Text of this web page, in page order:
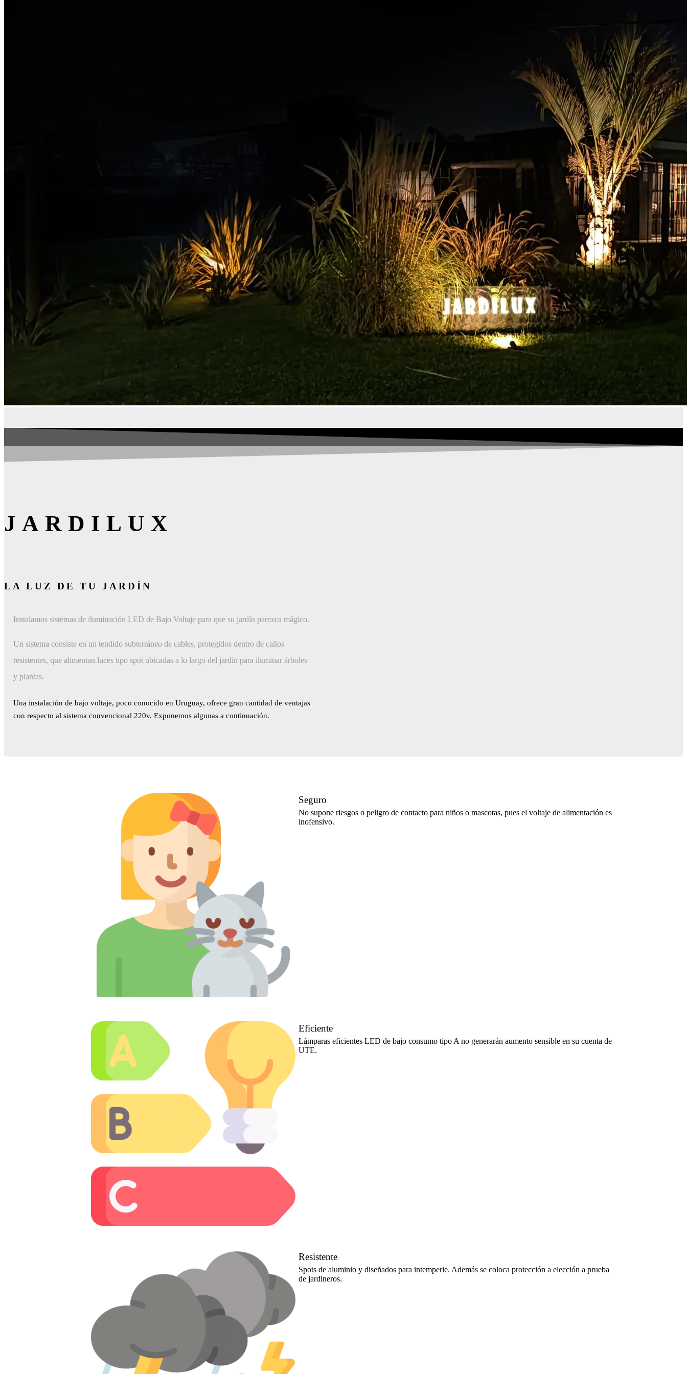
JARDILUX
LA LUZ DE TU JARDÍN
Instalamos sistemas de iluminación LED de Bajo Voltaje para que su jardín parezca mágico.
Un sistema consiste en un tendido subterráneo de cables, protegidos dentro de caños
resistentes, que alimentan luces tipo spot ubicadas a lo largo del jardín para iluminar árboles
y plantas.
Una instalación de bajo voltaje, poco conocido en Uruguay, ofrece gran cantidad de ventajas
con respecto al sistema convencional 220v. Exponemos algunas a continuación.
Seguro
No supone riesgos o peligro de contacto para niños o mascotas, pues el voltaje de alimentación es
inofensivo.
Eficiente
Lámparas eficientes LED de bajo consumo tipo A no generarán aumento sensible en su cuenta de
UTE.
Resistente
Spots de aluminio y diseñados para intemperie. Además se coloca protección a elección a prueba
de jardineros.